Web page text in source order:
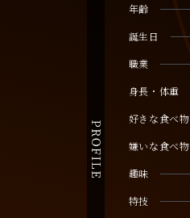
年齢
誕生日
職業
身長・体重
好きな食べ物
嫌いな食べ物
趣味
特技